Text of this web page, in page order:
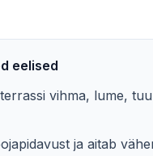
eelised
vihma, lume,
ja aitab